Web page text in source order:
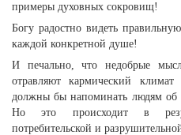
примеры духовных сокровищ!
Богу радостно видеть
каждой конкретной душе!
И печально, что недобрые
отравляют кармический
должны бы напоминать людям
Но это происходит в
потребительской и